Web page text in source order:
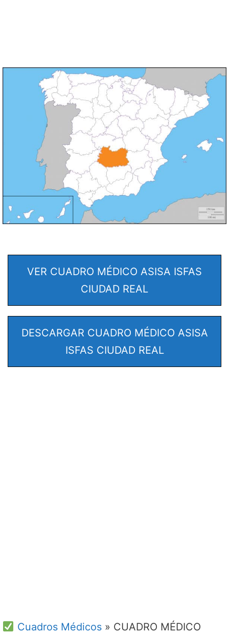
VER CUADRO MÉDICO ASISA ISFAS
CIUDAD REAL
DESCARGAR CUADRO MÉDICO ASISA
ISFAS CIUDAD REAL
Cuadros Médicos» CUADRO MÉDICO